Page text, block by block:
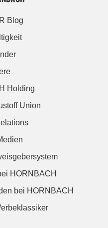
Blog
Holding
Union
HORNBACH
bei HORNBACH